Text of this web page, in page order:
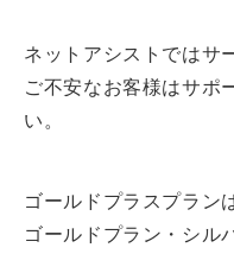
ネットアシストではサ
ご不安なお客様はサポ
い。
ゴールドプラスプラン
ゴールドプラン・シル